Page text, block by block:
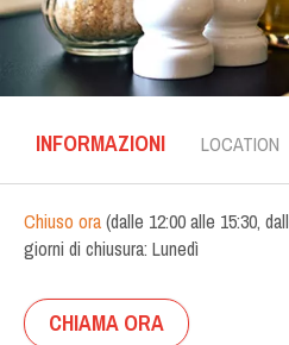
INFORMAZIONI LOCATION
Chiuso ora(dalle 12:00alle 15:30,
giorni di chiusura: Lunedì
CHIAMA ORA